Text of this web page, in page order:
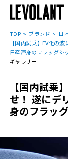
TOP ブランド 日
【国内試乗】EV化の
日産渾身のフラッグシ
ギャラリー
【国内試乗
せ！ 遂にデ
身のフラッ